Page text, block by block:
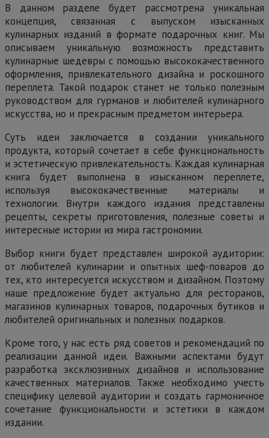
В данном разделе будет рассмотрена уникальная
концепция, связанная с выпуском изысканных
кулинарных изданий в формате подарочных книг. Мы
описываем уникальную возможность представить
кулинарные шедевры с помощью высококачественного
оформления, привлекательного дизайна и роскошного
переплета. Такой подарок станет не только полезным
руководством для гурманов и любителей кулинарного
искусства, но и прекрасным предметом интерьера.
Суть идеи заключается в создании уникального
продукта, который сочетает в себе функциональность
и эстетическую привлекательность. Каждая кулинарная
книга будет выполнена в изысканном переплете,
используя высококачественные материалы и
технологии. Внутри каждого издания представлены
рецепты, секреты приготовления, полезные советы и
интересные истории из мира гастрономии.
Выбор книги будет представлен широкой аудитории:
от любителей кулинарии и опытных шеф-поваров до
тех, кто интересуется искусством и дизайном. Поэтому
наше предложение будет актуально для ресторанов,
магазинов кулинарных товаров, подарочных бутиков и
любителей оригинальных и полезных подарков.
Кроме того, у нас есть ряд советов и рекомендаций по
реализации данной идеи. Важными аспектами будут
разработка эксклюзивных дизайнов и использование
качественных материалов. Также необходимо учесть
специфику целевой аудитории и создать гармоничное
сочетание функциональности и эстетики в каждом
издании.